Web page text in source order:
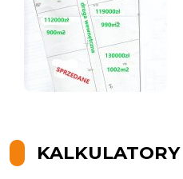
KALKULATORY